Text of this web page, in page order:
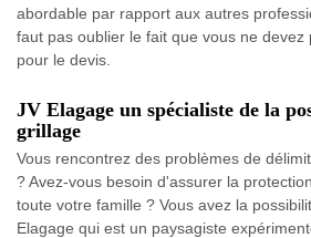
abordable par rapport aux autres
faut pas oublier le fait que vous ne devez
pour le devis.
JV Elagage un spécialiste de la
grillage
Vous rencontrez des problèmes de
? Avez-vous besoin d'assurer la
toute votre famille ? Vous avez la
Elagage qui est un paysagiste